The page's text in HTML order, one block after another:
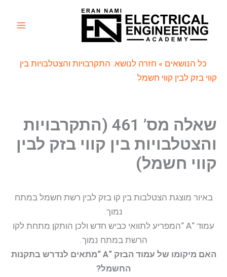
כל הנושאים » חזרה לנושא: התקרבויות והצטלבויות בין
קווי בזק לבין קווי חשמל
שאלה מס’ 461 (התקרבויות
והצטלבויות בין קווי בזק לבין
קווי חשמל)
באיור מוצגת הצטלבות בין קו בזק לבין רשת חשמל במתח
נמוך.
עמוד “A “המפריע לתוואי כביש חדש ולכן הותקן מתחת לקו
הרשת במתח נמוך.
האם מיקומו של עמוד הבזק “A “מתאים לנדרש בתקנות
החשמל?